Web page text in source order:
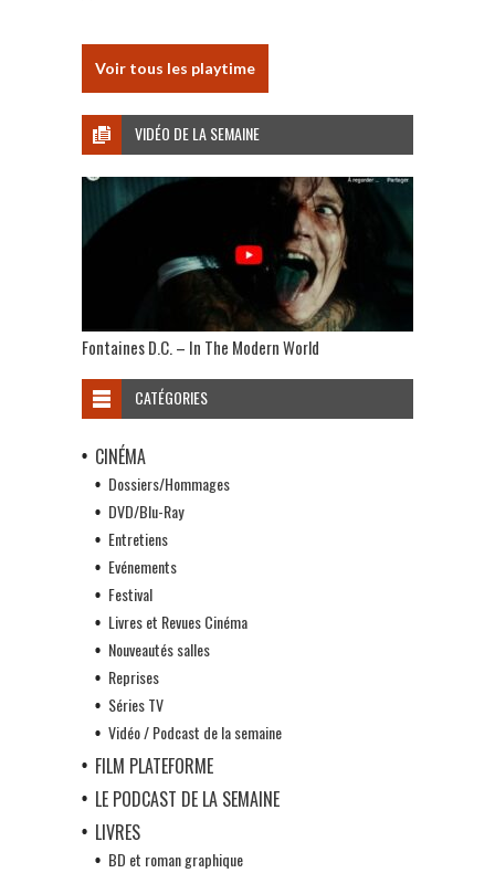
Voir tous les playtime
VIDÉO DE LA SEMAINE
Fontaines D.C. – In The Modern World
CATÉGORIES
CINÉMA
Dossiers/Hommages
DVD/Blu-Ray
Entretiens
Evénements
Festival
Livres et Revues Cinéma
Nouveautés salles
Reprises
Séries TV
Vidéo / Podcast de la semaine
FILM PLATEFORME
LE PODCAST DE LA SEMAINE
LIVRES
BD et roman graphique